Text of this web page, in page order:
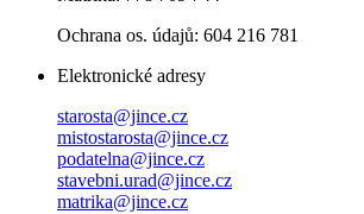
Ochrana os. údajů: 604 216 781
Elektronické adresy
starosta@jince.cz
mistostarosta@jince.cz
podatelna@jince.cz
stavebni.urad@jince.cz
matrika@jince.cz